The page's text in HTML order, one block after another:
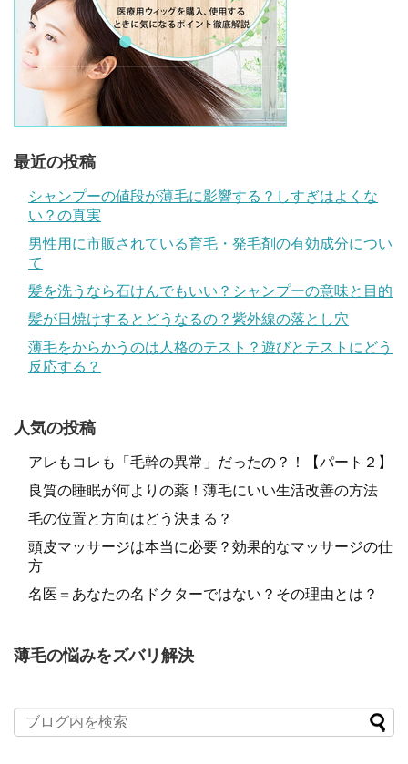
最近の投稿
シャンプーの値段が薄毛に影響する？しすぎはよくな
い？の真実
男性用に市販されている育毛・発毛剤の有効成分につい
て
髪を洗うなら石けんでもいい？シャンプーの意味と目的
髪が日焼けするとどうなるの？紫外線の落とし穴
薄毛をからかうのは人格のテスト？遊びとテストにどう
反応する？
人気の投稿
アレもコレも「毛幹の異常」だったの？！【パート２】
良質の睡眠が何よりの薬！薄毛にいい生活改善の方法
毛の位置と方向はどう決まる？
頭皮マッサージは本当に必要？効果的なマッサージの仕
方
名医＝あなたの名ドクターではない？その理由とは？
薄毛の悩みをズバリ解決